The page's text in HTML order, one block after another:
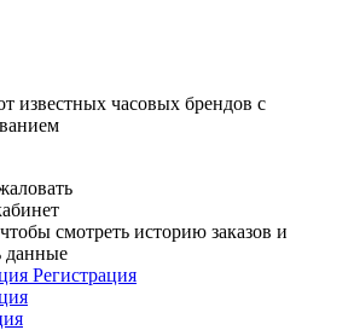
известных часовых брендов с
смотреть историю заказов и
данные
Регистрация